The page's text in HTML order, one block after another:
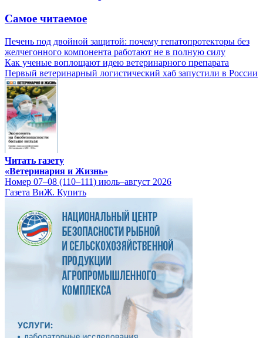
Самое читаемое
Печень под двойной защитой: почему гепатопротекторы без
желчегонного компонента работают не в полную силу
Как ученые воплощают идею ветеринарного препарата
Первый ветеринарный логистический хаб запустили в России
Читать газету
«Ветеринария и Жизнь»
Номер 07–08 (110–111) июль–август 2026
Газета ВиЖ. Купить